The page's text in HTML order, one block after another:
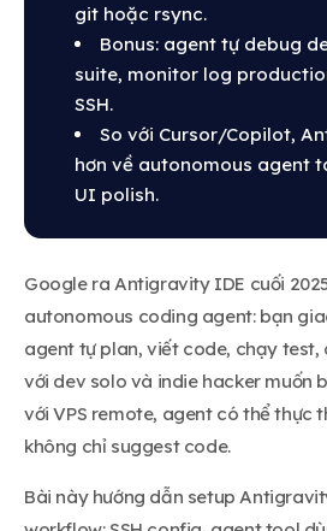
git hoặc rsync.
Bonus: agent tự debug
suite, monitor log
SSH.
So với Cursor/Copilot,
hơn về autonomous agent
UI polish.
Google ra Antigravity IDE cuối
autonomous coding agent: bạn
agent tự plan, viết code, chạy test,
với dev solo và indie hacker muốn
với VPS remote, agent có thể thực
không chỉ suggest code.
Bài này hướng dẫn setup